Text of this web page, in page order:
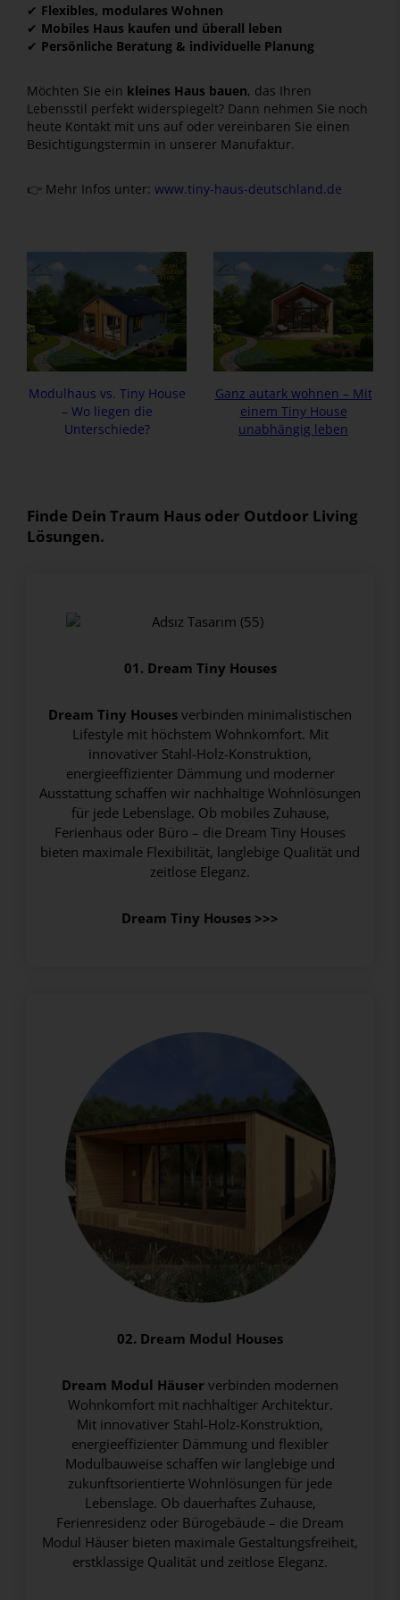
✔ Flexibles, modulares Wohnen
✔ Mobiles Haus kaufen und überall leben
✔ Persönliche Beratung & individuelle Planung
Möchten Sie ein kleines Haus bauen, das Ihren
Lebensstil perfekt widerspiegelt? Dann nehmen Sie noch
heute Kontakt mit uns auf oder vereinbaren Sie einen
Besichtigungstermin in unserer Manufaktur.
👉 Mehr Infos unter: www.tiny-haus-deutschland.de
Modulhaus vs. Tiny House
– Wo liegen die
Unterschiede?
Ganz autark wohnen – Mit
einem Tiny House
unabhängig leben
Finde Dein Traum Haus oder Outdoor Living
Lösungen.
01. Dream Tiny Houses
Dream Tiny Housesverbinden minimalistischen
Lifestyle mit höchstem Wohnkomfort. Mit
innovativer Stahl-Holz-Konstruktion,
energieeffizienter Dämmung und moderner
Ausstattung schaffen wir nachhaltige Wohnlösungen
für jede Lebenslage. Ob mobiles Zuhause,
Ferienhaus oder Büro – die Dream Tiny Houses
bieten maximale Flexibilität, langlebige Qualität und
zeitlose Eleganz.
Dream Tiny Houses >>>
02. Dream Modul Houses
Dream Modul Häuser verbinden modernen
Wohnkomfort mit nachhaltiger Architektur.
Mit innovativer Stahl-Holz-Konstruktion,
energieeffizienter Dämmung und flexibler
Modulbauweise schaffen wir langlebige und
zukunftsorientierte Wohnlösungen für jede
Lebenslage. Ob dauerhaftes Zuhause,
Ferienresidenz oder Bürogebäude – die Dream
Modul Häuser bieten maximale Gestaltungsfreiheit,
erstklassige Qualität und zeitlose Eleganz.